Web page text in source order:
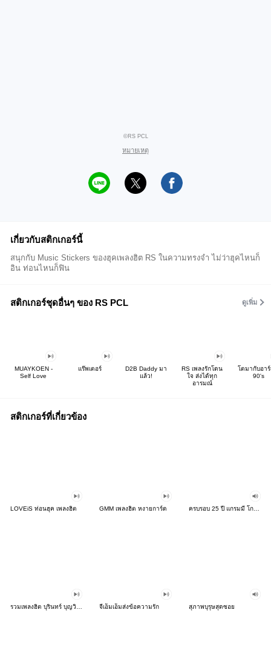
©RS PCL
หมายเหตุ
เกี่ยวกับสติกเกอร์นี้
สนุกกับ Music Stickers ของฮุคเพลงฮิต RS ในความทรงจำ ไม่ว่าฮุคไหนก็
อิน ท่อนไหนก็ฟิน
สติกเกอร์ชุดอื่นๆ ของ RS PCL ดูเพิ่ม
MUAYKOEN -
Self Love
แร๊พเตอร์
D2B Daddy มา
แล้ว!
RS เพลงรักโดน
ใจ ส่งได้ทุก
อารมณ์
โตมากับอาร์
90's
สติกเกอร์ที่เกี่ยวข้อง
LOVEiS ท่อนฮุค เพลงฮิต GMM เพลงฮิต หงายการ์ด ครบรอบ 25 ปี แกรมมี่ โกลด์
จีเอ็มเอ็มส่งข้อความรัก สุภาพบุรุษสุดซอย